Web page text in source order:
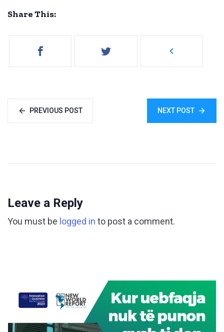
Share This:
PREVIOUS POST NEXT POST
Leave a Reply
You must be logged in to post a comment.